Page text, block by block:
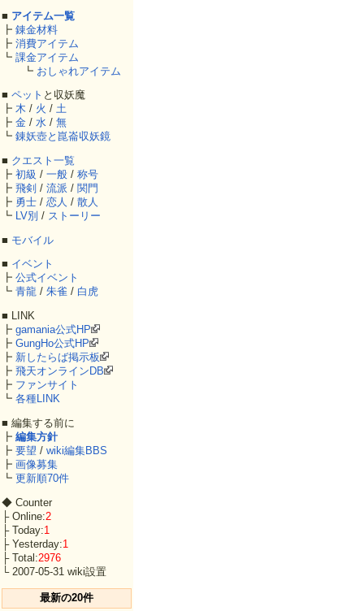
■ アイテム一覧
┣ 錬金材料
┣ 消費アイテム
┗ 課金アイテム
┗ おしゃれアイテム
■ ペット と収妖魔
┣ 木 / 火 / 土
┣ 金 / 水 / 無
┗ 錬妖壺と崑崙収妖鏡
■ クエスト一覧
┣ 初級 / 一般 / 称号
┣ 飛剣 / 流派 / 関門
┣ 勇士 / 恋人 / 散人
┗
LV別 / ストーリー
■ モバイル
■ イベント
┣ 公式イベント
┗ 青龍 / 朱雀 / 白虎
■ LINK
┣ gamania公式HP
┣ GungHo公式HP
┣ 新したらば掲示板
┣ 飛天オンラインDB
┣ ファンサイト
┗ 各種LINK
■ 編集する前に
┣ 編集方針
┣ 要望 / wiki編集BBS
┣ 画像募集
┗ 更新順70件
◆ Counter
├ Online:2
├ Today:1
├ Yesterday:1
├ Total:2976
└ 2007-05-31 wiki設置
最新の20件